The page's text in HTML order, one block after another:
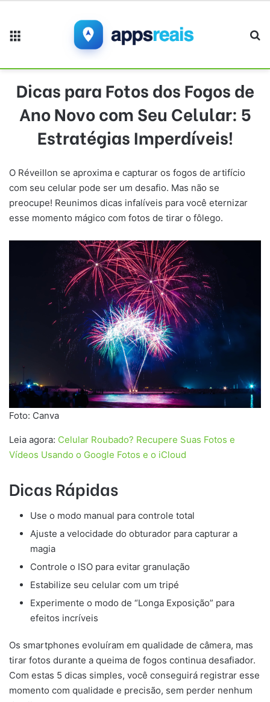
Dicas para Fotos dos Fogos de
Ano Novo com Seu Celular: 5
Estratégias Imperdíveis!
O Réveillon se aproxima e capturar os fogos de artifício
com seu celular pode ser um desafio. Mas não se
preocupe! Reunimos dicas infalíveis para você eternizar
esse momento mágico com fotos de tirar o fôlego.
Foto: Canva
Leia agora: Celular Roubado? Recupere Suas Fotos e
Vídeos Usando o Google Fotos e o iCloud
Dicas Rápidas
Use o modo manual para controle total
Ajuste a velocidade do obturador para capturar a
magia
Controle o ISO para evitar granulação
Estabilize seu celular com um tripé
Experimente o modo de “Longa Exposição” para
efeitos incríveis
Os smartphones evoluíram em qualidade de câmera, mas
tirar fotos durante a queima de fogos continua desafiador.
Com estas 5 dicas simples, você conseguirá registrar esse
momento com qualidade e precisão, sem perder nenhum